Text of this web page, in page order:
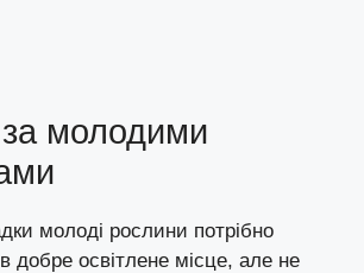
молодими
молоді рослини потрібно
добре освітлене місце, але не